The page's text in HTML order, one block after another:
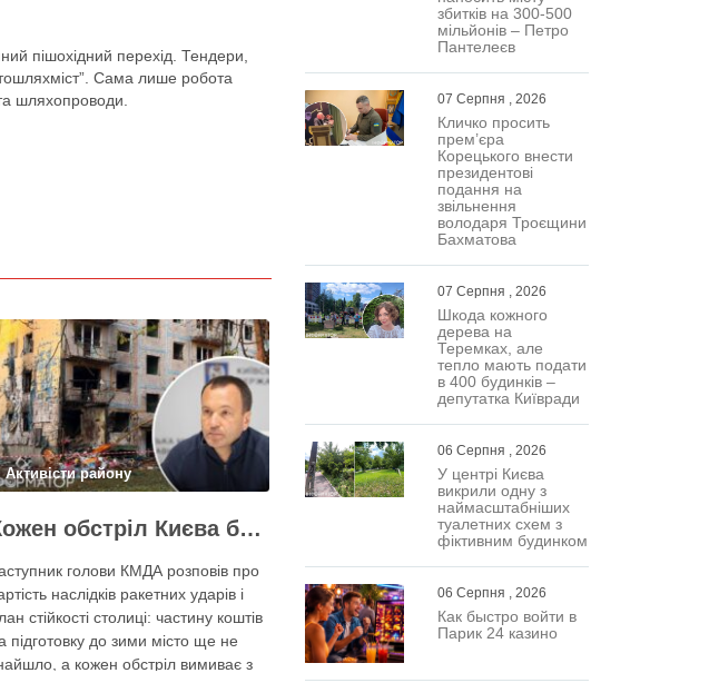
пішохідний перехід. Тендери,
Сама лише робота
шляхопроводи.
Активісти району
Кожен обстріл Києва балістикою наносить місту збитків на 300-500 мільйонів – Петро Пантелеєв
голови КМДА розповів про
наслідків ракетних ударів і
стійкості столиці: частину коштів
підготовку до зими місто ще не
а кожен обстріл вимиває з
збитків на 300-500
мільйонів – Петро
Пантелеєв
07 Серпня , 2026
Кличко просить
прем’єра
Корецького внести
президентові
подання на
звільнення
володаря Троєщини
Бахматова
07 Серпня , 2026
Шкода кожного
дерева на
Теремках, але
тепло мають подати
в 400 будинків –
депутатка Київради
06 Серпня , 2026
У центрі Києва
викрили одну з
наймасштабніших
туалетних схем з
фіктивним будинком
06 Серпня , 2026
Как быстро войти в
Парик 24 казино